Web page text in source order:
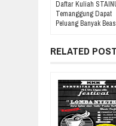
Daftar Kuliah
Temanggung Dapat
Peluang Banyak
RELATED